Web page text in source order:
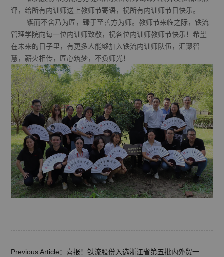
评，给所有内训师送上教师节寄语，祝所有内训师节日快乐。
锲而不舍乃为匠，臻于至善方为师。教师节来临之际，铁流
管理学院向每一位内训师致敬，祝各位内训师教师节快乐！希望
在未来的日子里，有更多人能够加入铁流内训师队伍，汇聚智
慧，薪火相传，匠心筑梦，不负师光！
Previous Article：喜报！铁流股份入选浙江省第五批内外贸一体化“领跑者”企业培育名单